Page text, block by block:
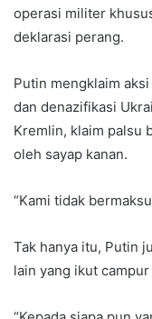
operasi militer
deklarasi perang.
Putin mengklaim
dan denazifikasi
Kremlin, klaim palsu
oleh sayap kanan.
“Kami tidak
Tak hanya itu, Putin
lain yang ikut